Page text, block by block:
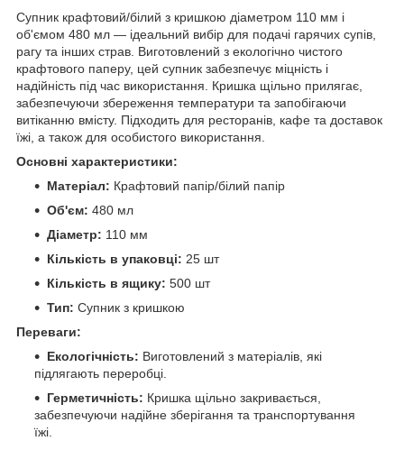
Супник крафтовий/білий з кришкою діаметром 110 мм і
об'ємом 480 мл — ідеальний вибір для подачі гарячих супів,
рагу та інших страв. Виготовлений з екологічно чистого
крафтового паперу, цей супник забезпечує міцність і
надійність під час використання. Кришка щільно прилягає,
забезпечуючи збереження температури та запобігаючи
витіканню вмісту. Підходить для ресторанів, кафе та доставок
їжі, а також для особистого використання.
Основні характеристики:
Матеріал: Крафтовий папір/білий папір
Об'єм: 480 мл
Діаметр: 110 мм
Кількість в упаковці: 25 шт
Кількість в ящику: 500 шт
Тип: Супник з кришкою
Переваги:
Екологічність: Виготовлений з матеріалів, які
підлягають переробці.
Герметичність: Кришка щільно закривається,
забезпечуючи надійне зберігання та транспортування
їжі.